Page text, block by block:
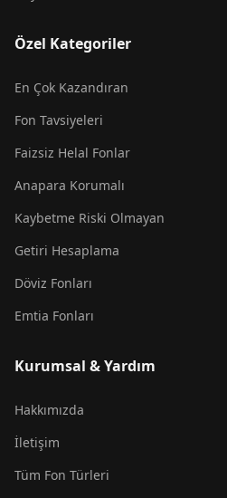
Özel Kategoriler
En Çok Kazandıran
Fon Tavsiyeleri
Faizsiz Helal Fonlar
Anapara Korumalı
Kaybetme Riski Olmayan
Getiri Hesaplama
Döviz Fonları
Emtia Fonları
Kurumsal & Yardım
Hakkımızda
İletişim
Tüm Fon Türleri